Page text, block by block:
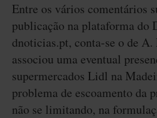
Entre os vários comentários
publicação na plataforma do
dnoticias.pt, conta-se o de A.
associou uma eventual
supermercados Lidl na
problema de escoamento da
não se limitando, na